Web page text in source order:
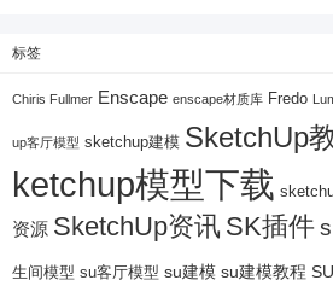
标签
Chiris Fullmer Enscape enscape材质库 Fredo
up客厅模型 sketchup建模 SketchUp
ketchup模型下载
资源 SketchUp资讯 SK插件
生间模型 su客厅模型 su建模 su建模教程